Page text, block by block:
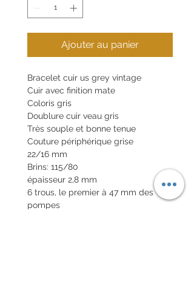
Ajouter au panier
Bracelet cuir us grey vintage
Cuir avec finition mate
Coloris gris
Doublure cuir veau gris
Très souple et bonne tenue
Couture périphérique grise
22/16 mm
Brins: 115/80
épaisseur 2,8 mm
6 trous, le premier à 47 mm des
pompes